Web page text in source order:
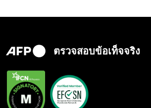
ตรวจสอบข้อเท็จจริง